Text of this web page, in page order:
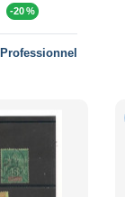
-20 %
Professionnel